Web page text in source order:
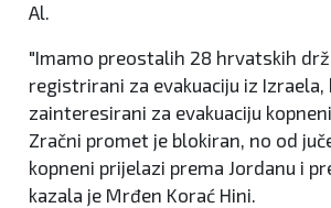
Al.
"Imamo preostalih 28 hrvatskih
registrirani za evakuaciju iz Izraela,
zainteresirani za evakuaciju
Zračni promet je blokiran, no od
kopneni prijelazi prema Jordanu i
kazala je Mrđen Korać Hini.